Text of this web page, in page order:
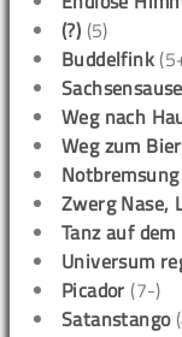
(?) (5)
Buddelfink
Weg nach
Weg zum Bier
Zwerg Nase,
Tanz auf
Universum
Picador (7-)
Satanstango